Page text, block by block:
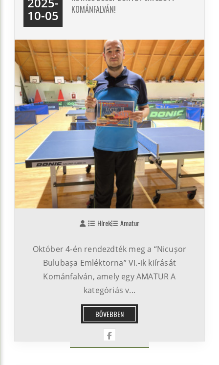
10-05
KOMÁNFALVÁN!
Hírek Amatur
Október 4-én rendezdték meg a “Nicușor
Bulubașa Emléktorna” VI.-ik kiírását
Kománfalván, amely egy AMATUR A
kategóriás v...
BŐVEBBEN